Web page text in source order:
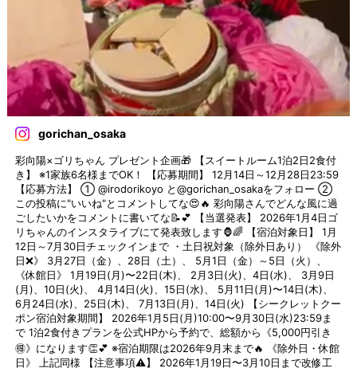
gorichan_osaka
彩向陽×ゴリちゃん プレゼント企画🎁 【スイートルーム1泊2日2食付
き】 ※1家族6名様までOK！ 【応募期間】 12月14日～12月28日23:59
【応募方法】 ① @irodorikoyo と@gorichan_osakaをフォロー ②
この投稿に"いいね"とコメントしてな😍🔥 彩向陽さんでどんな風に過
ごしたいかをコメントに書いてな📝💕 【当選発表】 2026年1月4日ゴ
リちゃんのインスタライブにて発表致します🦍🌈 【宿泊対象日】 1月
12日～7月30日チェックインまで ・土日祝対象（除外日あり） 《除外
日❌》 3月27日（金）、28日（土）、 5月1日（金）～5日（火）、
《休館日》 1月19日(月)〜22日(木)、 2月3日(火)、4日(水)、 3月9日
(月)、10日(火)、 4月14日(火)、15日(水)、 5月11日(月)〜14日(木)、
6月24日(水)、25日(木)、 7月13日(月)、14日(火) 【シークレットクー
ポン宿泊対象期間】 2026年1月5日(月)10:00〜9月30日(水)23:59ま
で 1泊2食付きプランを公式HPから予約で、総額から《5,000円引き
🉐》になります👏💕 ※宿泊期限は2026年9月末まで🔥 《除外日・休館
日》 上記同様 【注意事項⚠️】 2026年1月19日〜3月10日まで改修工